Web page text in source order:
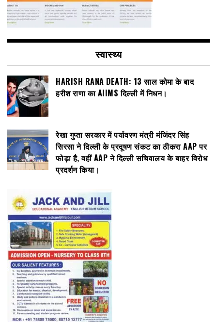
स्वास्थ्य
HARISH RANA DEATH: 13 साल कोमा के बाद
हरीश राणा का AIIMS दिल्ली में निधन।
रेखा गुप्ता सरकार में पर्यावरण मंत्री मंजिंदर सिंह
सिरसा ने दिल्ली के प्रदूषण संकट का ठीकरा AAP पर
फोड़ा है, वहीं AAP ने दिल्ली सचिवालय के बाहर विरोध
प्रदर्शन किया।